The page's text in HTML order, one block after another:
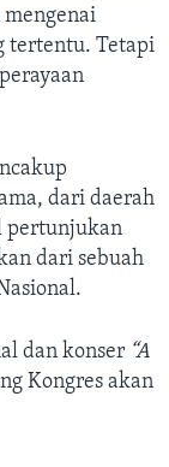
tertentu. Tetapi
dari daerah
pertunjukan
dari sebuah
dan konser “A
Kongres akan